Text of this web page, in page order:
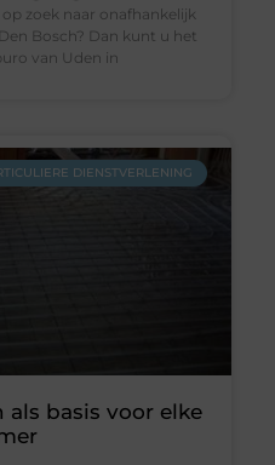
zoek naar onafhankelijk
Bosch? Dan kunt u het
van Uden in
DIENSTVERLENING
als basis voor elke